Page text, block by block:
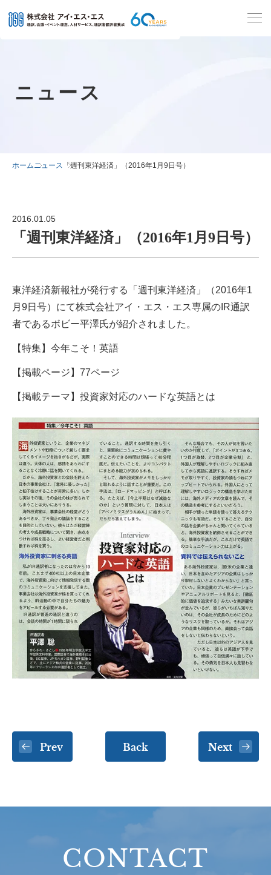
ニュース
ホームニュース 「週刊東洋経済」（2016年1月9日号）
2016.01.05
「週刊東洋経済」（2016年1月9日号）
東洋経済新報社が発行する「週刊東洋経済」（2016年1
月9日号）にて株式会社アイ・エス・エス専属のIR通訳
者であるボビー平澤氏が紹介されました。
【特集】今年こそ！英語
【掲載ページ】77ページ
【掲載テーマ】投資家対応のハードな英語とは
Prev Back Next
CONTACT